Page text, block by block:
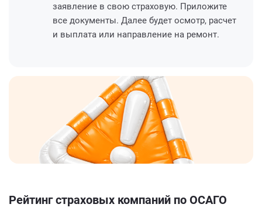
заявление в свою страховую. Приложите
все документы. Далее будет осмотр, расчет
и выплата или направление на ремонт.
Рейтинг страховых компаний по ОСАГО